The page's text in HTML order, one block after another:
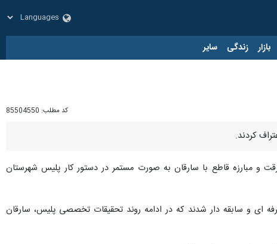
بازار زندگی سایر
کد مطلب: 85504550
و مبارزه قاطع با سارقان به صورت مستمر در دستور کار پلیس شهرستان
انتظامی خرم آباد پس از اقدامات اطلاعاتی و شناسایی سارقان موفق به دستگیری ۶ سارق حرفه ای و سابقه دار شدند که در ادامه روند تحقیقات تخصصی پلیس، سارقان